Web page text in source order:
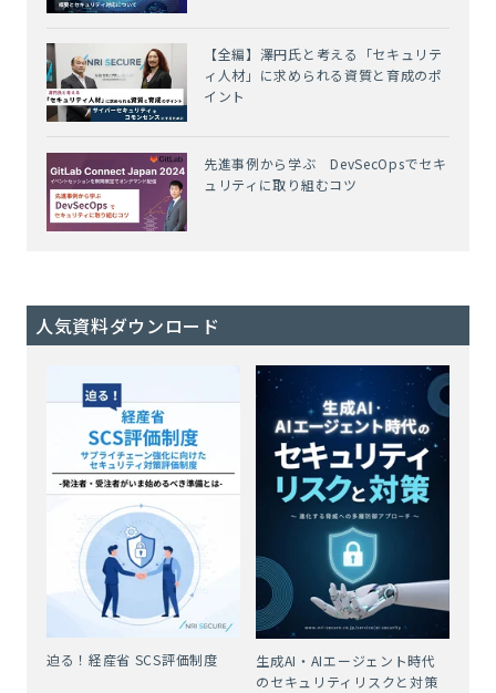
【全編】澤円氏と考える「セキュリテ
ィ人材」に求められる資質と育成のポ
イント
先進事例から学ぶ DevSecOpsでセキ
ュリティに取り組むコツ
人気資料ダウンロード
迫る！経産省 SCS評価制度
生成AI・AIエージェント時代
のセキュリティリスクと対策